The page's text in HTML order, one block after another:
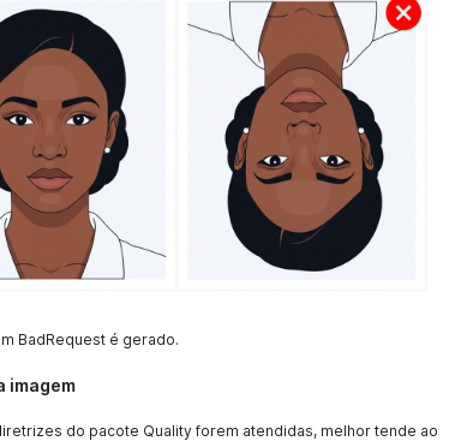
BadRequest é gerado.
imagem
do pacote Quality forem atendidas, melhor tende ao